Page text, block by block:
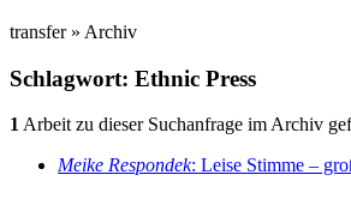
transfer » Archiv
Schlagwort: Ethnic Press
1Arbeit zu dieser Suchanfrage im Archiv
Meike Respondek: Leise Stimme –